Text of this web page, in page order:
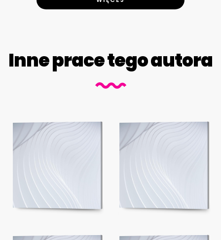
Inne prace tego autora